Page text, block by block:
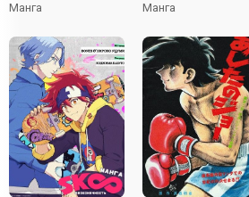
Манга Манга